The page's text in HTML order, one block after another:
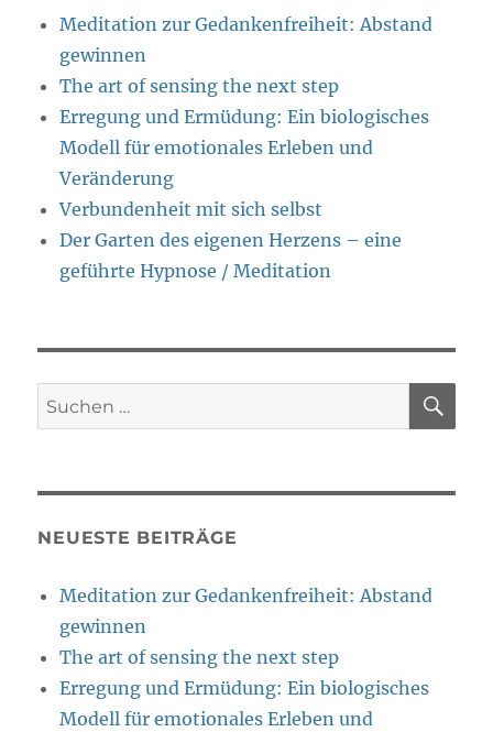
Meditation zur Gedankenfreiheit: Abstand
gewinnen
The art of sensing the next step
Erregung und Ermüdung: Ein biologisches
Modell für emotionales Erleben und
Veränderung
Verbundenheit mit sich selbst
Der Garten des eigenen Herzens – eine
geführte Hypnose / Meditation
Suche
nach:
NEUESTE BEITRÄGE
Meditation zur Gedankenfreiheit: Abstand
gewinnen
The art of sensing the next step
Erregung und Ermüdung: Ein biologisches
Modell für emotionales Erleben und